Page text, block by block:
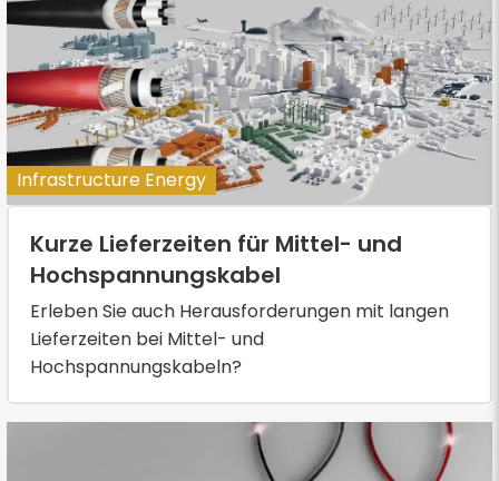
Infrastructure Energy
Kurze Lieferzeiten für Mittel- und
Hochspannungskabel
Erleben Sie auch Herausforderungen mit langen
Lieferzeiten bei Mittel- und
Hochspannungskabeln?